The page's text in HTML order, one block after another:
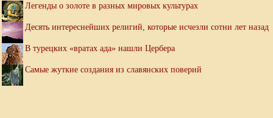
Легенды о золоте в разных мировых культурах
Десять интереснейших религий, которые исчезли сотни лет назад
В турецких «вратах ада» нашли Цербера
Самые жуткие создания из славянских поверий